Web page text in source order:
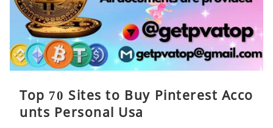
Top 70 Sites to Buy Pinterest Acco
unts Personal Usa